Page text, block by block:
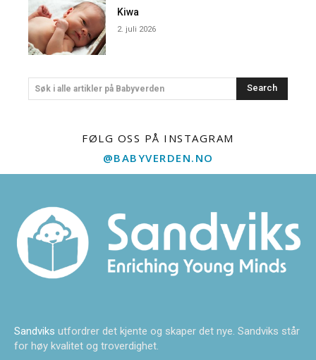
Kiwa
2. juli 2026
Søk i alle artikler på Babyverden Search
FØLG OSS PÅ INSTAGRAM
@BABYVERDEN.NO
Sandviks utfordrer det kjente og skaper det nye. Sandviks står
for høy kvalitet og troverdighet.